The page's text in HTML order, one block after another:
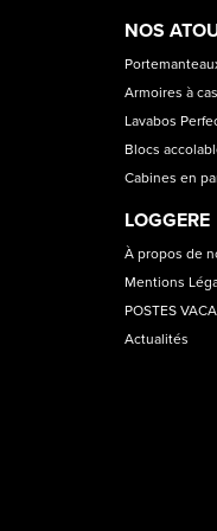
NOS
Armoires à
Lavabos
Blocs
Cabines en
LOGGERE
À propos de
Mentions
POSTES
Actualités